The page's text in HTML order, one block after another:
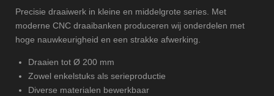
Precisie draaiwerk in kleine en middelgrote series. Met
moderne CNC draaibanken produceren wij onderdelen met
hoge nauwkeurigheid en een strakke afwerking.
Draaien tot Ø 200 mm
Zowel enkelstuks als serieproductie
Diverse materialen bewerkbaar